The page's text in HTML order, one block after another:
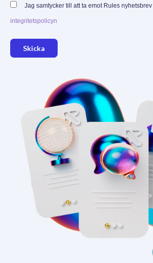
Jag samtycker till att ta emot Rules
integritetspolicyn
Skicka